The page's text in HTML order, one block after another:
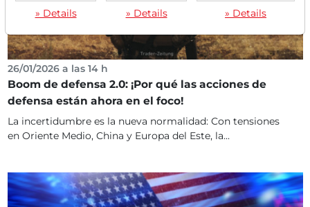
26/01/2026 a las 14 h
Boom de defensa 2.0: ¡Por qué las acciones de
defensa están ahora en el foco!
La incertidumbre es la nueva normalidad: Con tensiones
en Oriente Medio, China y Europa del Este, la...
» Details » Details » Details